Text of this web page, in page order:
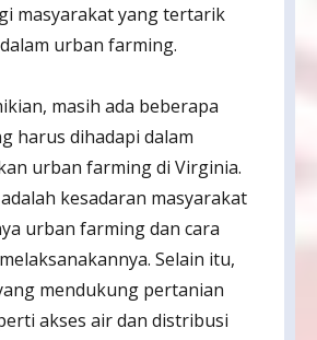
masyarakat yang tertarik
urban farming.
masih ada beberapa
harus dihadapi dalam
urban farming di Virginia.
kesadaran masyarakat
urban farming dan cara
Selain itu,
mendukung pertanian
akses air dan distribusi